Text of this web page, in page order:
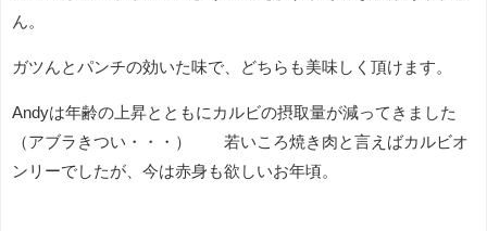
ん。
ガツんとパンチの効いた味で、どちらも美味しく頂けます。
Andyは年齢の上昇とともにカルビの摂取量が減ってきました
（アブラきつい・・・） 若いころ焼き肉と言えばカルビオ
ンリーでしたが、今は赤身も欲しいお年頃。